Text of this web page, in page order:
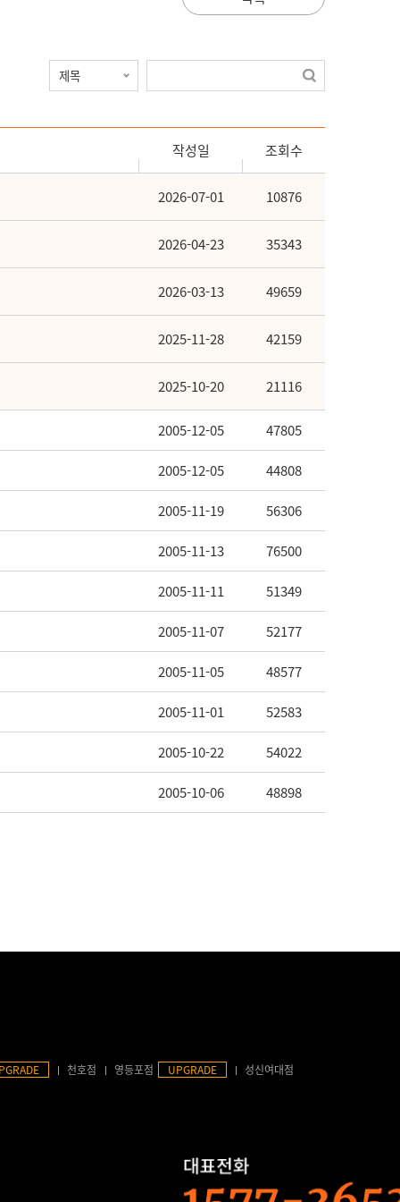
작성일 조회수
2026-07-01 10876
2026-04-23 35343
2026-03-13 49659
2025-11-28 42159
2025-10-20 21116
2005-12-05 47805
2005-12-05 44808
2005-11-19 56306
2005-11-13 76500
2005-11-11 51349
2005-11-07 52177
2005-11-05 48577
2005-11-01 52583
2005-10-22 54022
2005-10-06 48898
천호점 영등포점 UPGRADE 성신여대점